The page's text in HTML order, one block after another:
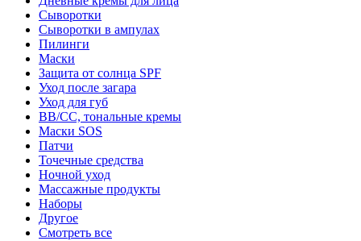
Сыворотки
Сыворотки в ампулах
Пилинги
Маски
Защита от солнца SPF
Уход после загара
Уход для губ
BB/CC, тональные кремы
Маски SOS
Патчи
Точечные средства
Ночной уход
Массажные продукты
Наборы
Другое
Смотреть все